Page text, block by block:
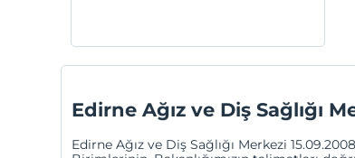
Edirne Ağız ve Diş Sağlığı
Edirne Ağız ve Diş Sağlığı Merkezi